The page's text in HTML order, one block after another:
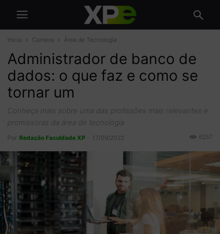
Início Carreira Área de Tecnologia
Administrador de banco de
dados: o que faz e como se
tornar um
Conheça mais sobre uma das profissões mais relevantes e
promissoras da área de tecnologia
Por Redação Faculdade XP 17/09/2022 6257